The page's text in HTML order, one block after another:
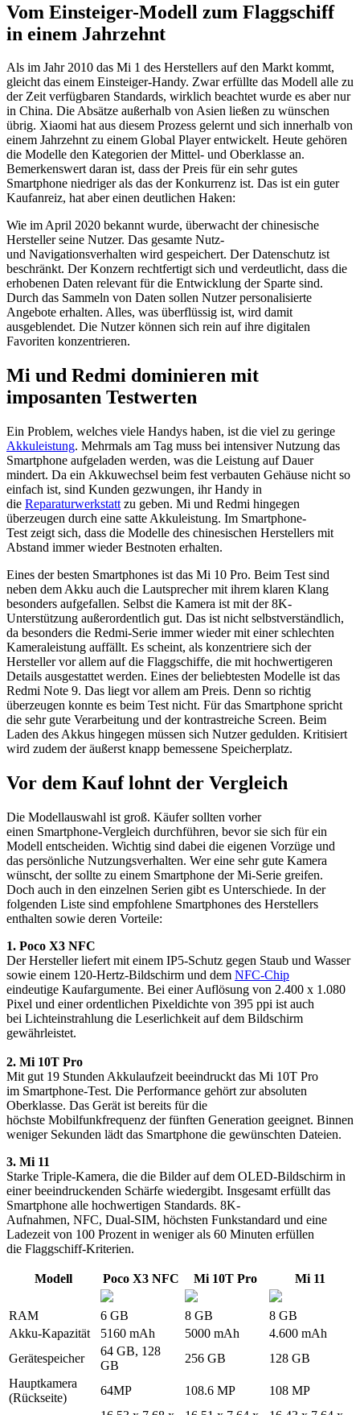
Vom Einsteiger-Modell zum Flaggschiff
in einem Jahrzehnt
Als im Jahr 2010 das Mi 1 des Herstellers auf den Markt kommt,
gleicht das einem Einsteiger-Handy. Zwar erfüllte das Modell alle zu
der Zeit verfügbaren Standards, wirklich beachtet wurde es aber nur
in China. Die Absätze außerhalb von Asien ließen zu wünschen
übrig. Xiaomi hat aus diesem Prozess gelernt und sich innerhalb von
einem Jahrzehnt zu einem Global Player entwickelt. Heute gehören
die Modelle den Kategorien der Mittel- und Oberklasse an.
Bemerkenswert daran ist, dass der Preis für ein sehr gutes
Smartphone niedriger als das der Konkurrenz ist. Das ist ein guter
Kaufanreiz, hat aber einen deutlichen Haken:
Wie im April 2020 bekannt wurde, überwacht der chinesische
Hersteller seine Nutzer. Das gesamte Nutz-
und Navigationsverhalten wird gespeichert. Der Datenschutz ist
beschränkt. Der Konzern rechtfertigt sich und verdeutlicht, dass die
erhobenen Daten relevant für die Entwicklung der Sparte sind.
Durch das Sammeln von Daten sollen Nutzer personalisierte
Angebote erhalten. Alles, was überflüssig ist, wird damit
ausgeblendet. Die Nutzer können sich rein auf ihre digitalen
Favoriten konzentrieren.
Mi und Redmi dominieren mit
imposanten Testwerten
Ein Problem, welches viele Handys haben, ist die viel zu geringe
Akkuleistung. Mehrmals am Tag muss bei intensiver Nutzung das
Smartphone aufgeladen werden, was die Leistung auf Dauer
mindert. Da ein Akkuwechsel beim fest verbauten Gehäuse nicht so
einfach ist, sind Kunden gezwungen, ihr Handy in
die Reparaturwerkstatt zu geben. Mi und Redmi hingegen
überzeugen durch eine satte Akkuleistung. Im Smartphone-
Test zeigt sich, dass die Modelle des chinesischen Herstellers mit
Abstand immer wieder Bestnoten erhalten.
Eines der besten Smartphones ist das Mi 10 Pro. Beim Test sind
neben dem Akku auch die Lautsprecher mit ihrem klaren Klang
besonders aufgefallen. Selbst die Kamera ist mit der 8K-
Unterstützung außerordentlich gut. Das ist nicht selbstverständlich,
da besonders die Redmi-Serie immer wieder mit einer schlechten
Kameraleistung auffällt. Es scheint, als konzentriere sich der
Hersteller vor allem auf die Flaggschiffe, die mit hochwertigeren
Details ausgestattet werden. Eines der beliebtesten Modelle ist das
Redmi Note 9. Das liegt vor allem am Preis. Denn so richtig
überzeugen konnte es beim Test nicht. Für das Smartphone spricht
die sehr gute Verarbeitung und der kontrastreiche Screen. Beim
Laden des Akkus hingegen müssen sich Nutzer gedulden. Kritisiert
wird zudem der äußerst knapp bemessene Speicherplatz.
Vor dem Kauf lohnt der Vergleich
Die Modellauswahl ist groß. Käufer sollten vorher
einen Smartphone-Vergleich durchführen, bevor sie sich für ein
Modell entscheiden. Wichtig sind dabei die eigenen Vorzüge und
das persönliche Nutzungsverhalten. Wer eine sehr gute Kamera
wünscht, der sollte zu einem Smartphone der Mi-Serie greifen.
Doch auch in den einzelnen Serien gibt es Unterschiede. In der
folgenden Liste sind empfohlene Smartphones des Herstellers
enthalten sowie deren Vorteile:
1. Poco X3 NFC
Der Hersteller liefert mit einem IP5-Schutz gegen Staub und Wasser
sowie einem 120-Hertz-Bildschirm und dem NFC-Chip
eindeutige Kaufargumente. Bei einer Auflösung von 2.400 x 1.080
Pixel und einer ordentlichen Pixeldichte von 395 ppi ist auch
bei Lichteinstrahlung die Leserlichkeit auf dem Bildschirm
gewährleistet.
2. Mi 10T Pro
Mit gut 19 Stunden Akkulaufzeit beeindruckt das Mi 10T Pro
im Smartphone-Test. Die Performance gehört zur absoluten
Oberklasse. Das Gerät ist bereits für die
höchste Mobilfunkfrequenz der fünften Generation geeignet. Binnen
weniger Sekunden lädt das Smartphone die gewünschten Dateien.
3. Mi 11
Starke Triple-Kamera, die die Bilder auf dem OLED-Bildschirm in
einer beeindruckenden Schärfe wiedergibt. Insgesamt erfüllt das
Smartphone alle hochwertigen Standards. 8K-
Aufnahmen, NFC, Dual-SIM, höchsten Funkstandard und eine
Ladezeit von 100 Prozent in weniger als 60 Minuten erfüllen
die Flaggschiff-Kriterien.
Modell Poco X3 NFC Mi 10T Pro Mi 11
RAM 6 GB 8 GB
8 GB
Akku-Kapazität
5160 mAh 5000 mAh
4.600 mAh
Gerätespeicher
64 GB, 128
GB
256 GB
128 GB
Hauptkamera
(Rückseite)
64MP 108.6 MP
108 MP